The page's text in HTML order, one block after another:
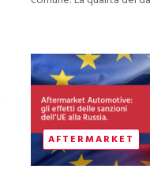
AFTERMARKET